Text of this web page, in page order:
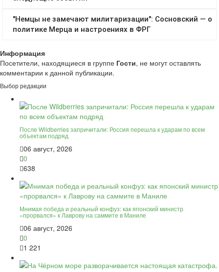
Информация
Посетители, находящиеся в группе Гости, не могут оставлять
комментарии к данной публикации.
Выбор редакции
После Wildberries запричитали: Россия перешла к ударам по всем
объектам подряд
06 август, 2026
0
638
Мнимая победа и реальный конфуз: как японский министр
«прорвался» к Лаврову на саммите в Маниле
06 август, 2026
0
1 221